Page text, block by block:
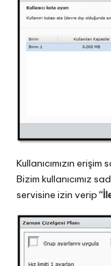
Kullanıcımızın
Bizim kullanıcımız
servisine izin verip